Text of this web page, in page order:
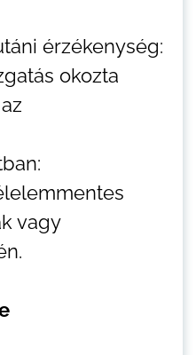
érzékenység:
okozta
vagy